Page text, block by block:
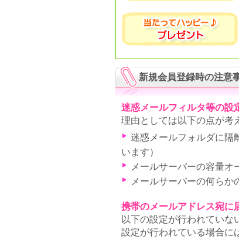
新規会員登録時の注意
迷惑メールフィルタ等の設
理由としては以下の点が考
迷惑メールフォルダに隔
います）
メールサーバーの容量オ
メールサーバーの何らか
携帯のメールアドレス宛に
以下の設定が行われていな
設定が行われている場合に